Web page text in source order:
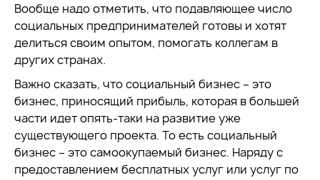
Вообще надо отметить, что подавляющее число
социальных предпринимателей готовы и хотят
делиться своим опытом, помогать коллегам в
других странах.
Важно сказать, что социальный бизнес – это
бизнес, приносящий прибыль, которая в большей
части идет опять-таки на развитие уже
существующего проекта. То есть социальный
бизнес – это самоокупаемый бизнес. Наряду с
предоставлением бесплатных услуг или услуг по